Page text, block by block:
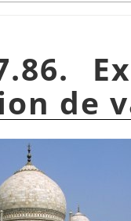
de